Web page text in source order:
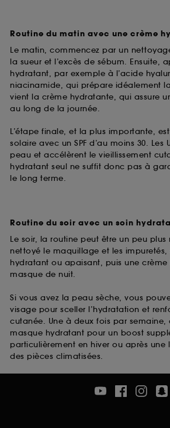
Routine du matin avec une crème
Le matin, commencez par un
la sueur et l’excès de sébum. Ensuite,
hydratant, par exemple à l’acide
niacinamide, qui prépare idéalement
vient la crème hydratante, qui assure
au long de la journée.
L’étape finale, et la plus importante,
solaire avec un SPF d’au moins 30. Les
peau et accélèrent le vieillissement
hydratant seul ne suffit donc pas à
le long terme.
Routine du soir avec un soin
Le soir, la routine peut être un peu plus
nettoyé le maquillage et les impuretés,
hydratant ou apaisant, puis une
masque de nuit.
Si vous avez la peau sèche, vous
visage pour sceller l’hydratation et
cutanée. Une à deux fois par semaine,
masque hydratant pour un boost
particulièrement en hiver ou après une
des pièces climatisées.